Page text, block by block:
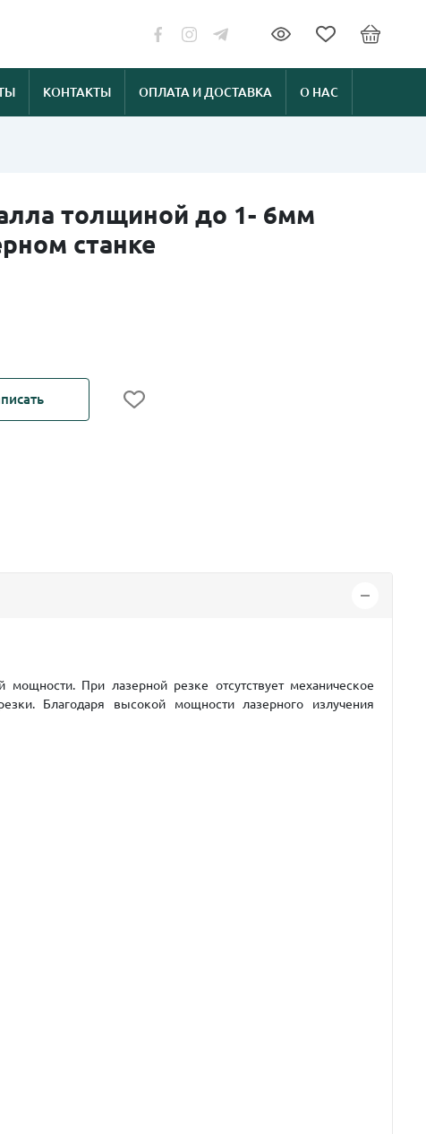
КОНТАКТЫ ОПЛАТА И ДОСТАВКА О НАС
толщиной до 1- 6мм
станке
При лазерной резке отсутствует механическое
Благодаря высокой мощности лазерного излучения